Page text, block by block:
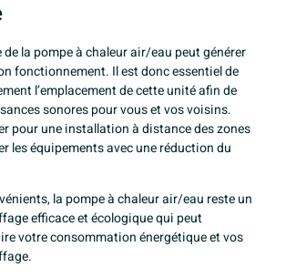
de la pompe à chaleur air/eau peut générer
fonctionnement. Il est donc essentiel de
l’emplacement de cette unité afin de
sonores pour vous et vos voisins.
pour une installation à distance des zones
les équipements avec une réduction du
la pompe à chaleur air/eau reste un
efficace et écologique qui peut
votre consommation énergétique et vos